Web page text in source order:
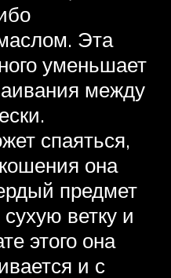
Эта
уменьшает
между
спаяться,
она
предмет
ветку и
этого она
и с